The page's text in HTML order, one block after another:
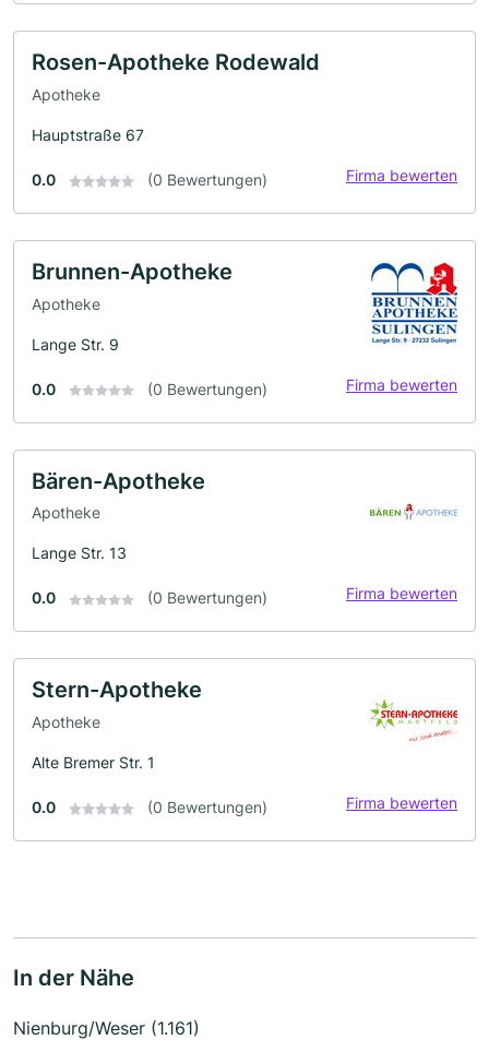
Rosen-Apotheke Rodewald
Apotheke
Hauptstraße 67
0.0 (0 Bewertungen) Firma bewerten
Brunnen-Apotheke
Apotheke
Lange Str. 9
0.0 (0 Bewertungen) Firma bewerten
Bären-Apotheke
Apotheke
Lange Str. 13
0.0 (0 Bewertungen) Firma bewerten
Stern-Apotheke
Apotheke
Alte Bremer Str. 1
0.0 (0 Bewertungen) Firma bewerten
In der Nähe
Nienburg/Weser (1.161)